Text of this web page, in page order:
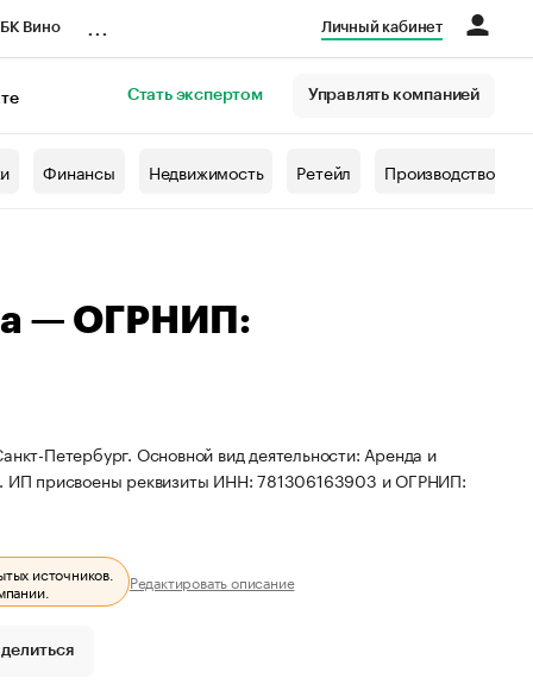
Вино Личный кабинет
Стать экспертом Управлять компанией
Финансы Недвижимость Ретейл Производство
— ОГРНИП:
Петербург. Основной вид деятельности: Аренда и
присвоены реквизиты ИНН: 781306163903 и ОГРНИП:
источников.
Редактировать описание